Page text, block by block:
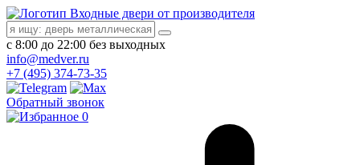
Входные двери от производителя
с 8:00 до 22:00 без выходных
info@medver.ru
+7 (495) 374-73-35
Обратный звонок
0